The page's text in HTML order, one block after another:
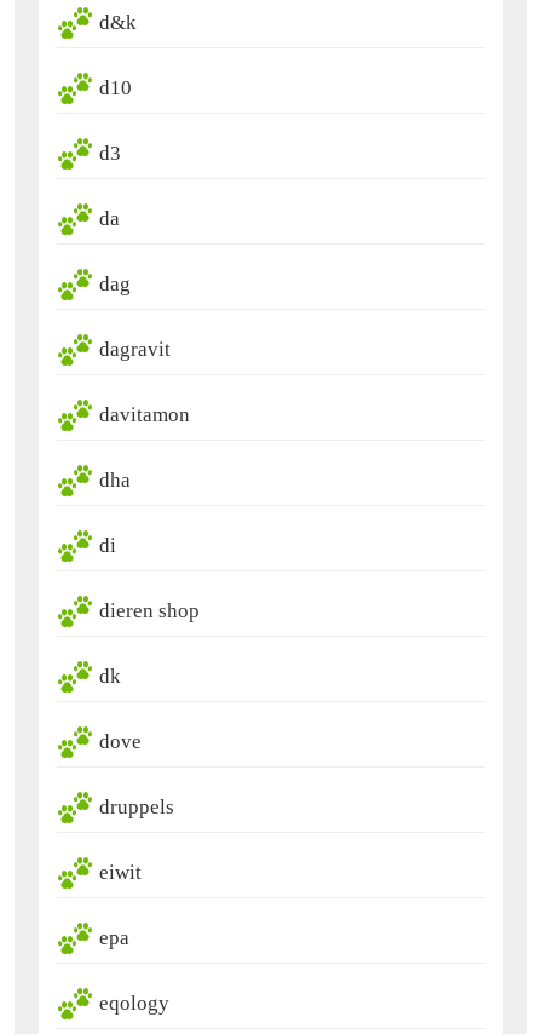
d&k
d10
d3
da
dag
dagravit
davitamon
dha
di
dieren shop
dk
dove
druppels
eiwit
epa
eqology